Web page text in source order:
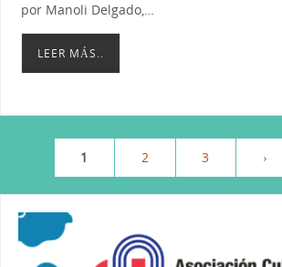
por Manoli Delgado,…
LEER MÁS..
1 2 3 ›